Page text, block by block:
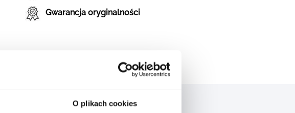
O plikach cookies
Gwarancja oryginalności